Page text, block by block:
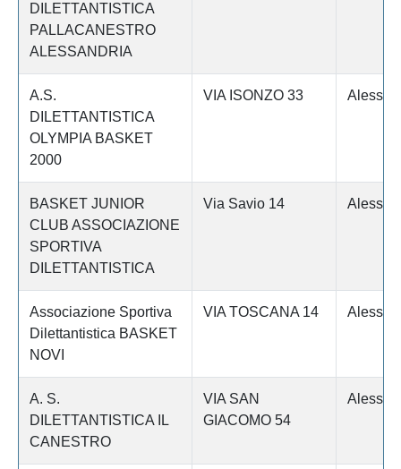
DILETTANTISTICA
PALLACANESTRO
ALESSANDRIA
A.S.
DILETTANTISTICA
OLYMPIA BASKET
2000
VIA ISONZO 33
BASKET JUNIOR
CLUB ASSOCIAZIONE
SPORTIVA
DILETTANTISTICA
Via Savio 14
Associazione Sportiva
Dilettantistica BASKET
NOVI
VIA TOSCANA 14
A. S.
DILETTANTISTICA IL
CANESTRO
VIA SAN
GIACOMO 54